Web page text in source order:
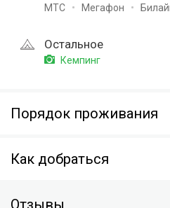
МТС Мегафон
Остальное
Кемпинг
Порядок проживания
14:00
12:00
Как добраться
Отзывы